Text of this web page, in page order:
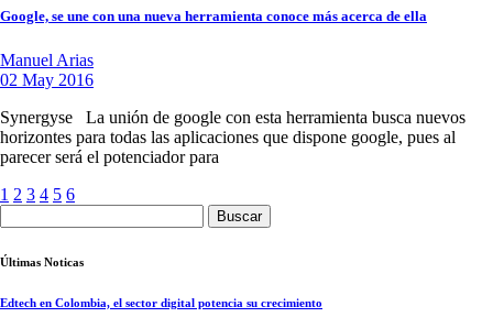
Google, se une con una nueva herramienta conoce más acerca de ella
Manuel Arias
02 May 2016
Synergyse La unión de google con esta herramienta busca nuevos
horizontes para todas las aplicaciones que dispone google, pues al
parecer será el potenciador para
1 2 3 4 5 6
Últimas Noticas
Edtech en Colombia, el sector digital potencia su crecimiento